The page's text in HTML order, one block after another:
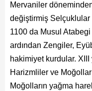
Kadın
Kültür
Fen İşleri
Park & Bahçe
Mervaniler
değiştirmiş Selçuklular
1100 da Musul
ardından Zengiler,
hakimiyet kurdular.
Harizmliler ve
Moğolların yağma